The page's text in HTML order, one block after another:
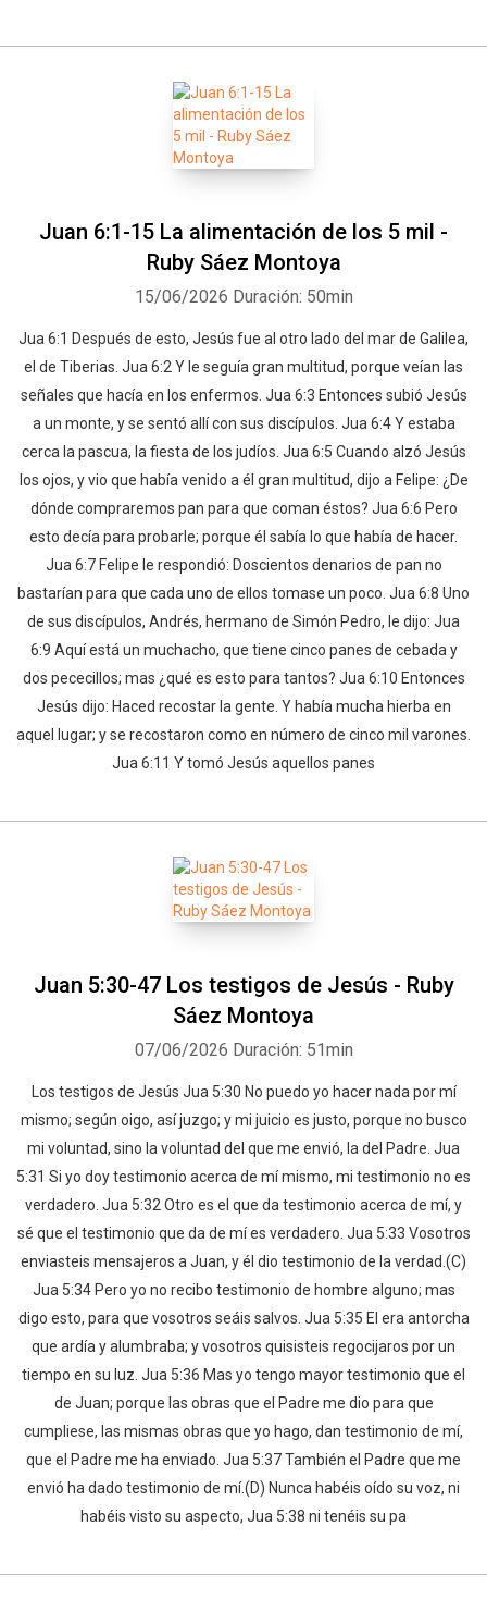
Juan 6:1-15 La alimentación de los 5 mil -
Ruby Sáez Montoya
15/06/2026 Duración: 50min
Jua 6:1 Después de esto, Jesús fue al otro lado del mar de Galilea,
el de Tiberias. Jua 6:2 Y le seguía gran multitud, porque veían las
señales que hacía en los enfermos. Jua 6:3 Entonces subió Jesús
a un monte, y se sentó allí con sus discípulos. Jua 6:4 Y estaba
cerca la pascua, la fiesta de los judíos. Jua 6:5 Cuando alzó Jesús
los ojos, y vio que había venido a él gran multitud, dijo a Felipe: ¿De
dónde compraremos pan para que coman éstos? Jua 6:6 Pero
esto decía para probarle; porque él sabía lo que había de hacer.
Jua 6:7 Felipe le respondió: Doscientos denarios de pan no
bastarían para que cada uno de ellos tomase un poco. Jua 6:8 Uno
de sus discípulos, Andrés, hermano de Simón Pedro, le dijo: Jua
6:9 Aquí está un muchacho, que tiene cinco panes de cebada y
dos pececillos; mas ¿qué es esto para tantos? Jua 6:10 Entonces
Jesús dijo: Haced recostar la gente. Y había mucha hierba en
aquel lugar; y se recostaron como en número de cinco mil varones.
Jua 6:11 Y tomó Jesús aquellos panes
Juan 5:30-47 Los testigos de Jesús - Ruby
Sáez Montoya
07/06/2026 Duración: 51min
Los testigos de Jesús Jua 5:30 No puedo yo hacer nada por mí
mismo; según oigo, así juzgo; y mi juicio es justo, porque no busco
mi voluntad, sino la voluntad del que me envió, la del Padre. Jua
5:31 Si yo doy testimonio acerca de mí mismo, mi testimonio no es
verdadero. Jua 5:32 Otro es el que da testimonio acerca de mí, y
sé que el testimonio que da de mí es verdadero. Jua 5:33 Vosotros
enviasteis mensajeros a Juan, y él dio testimonio de la verdad.(C)
Jua 5:34 Pero yo no recibo testimonio de hombre alguno; mas
digo esto, para que vosotros seáis salvos. Jua 5:35 El era antorcha
que ardía y alumbraba; y vosotros quisisteis regocijaros por un
tiempo en su luz. Jua 5:36 Mas yo tengo mayor testimonio que el
de Juan; porque las obras que el Padre me dio para que
cumpliese, las mismas obras que yo hago, dan testimonio de mí,
que el Padre me ha enviado. Jua 5:37 También el Padre que me
envió ha dado testimonio de mí.(D) Nunca habéis oído su voz, ni
habéis visto su aspecto, Jua 5:38 ni tenéis su pa